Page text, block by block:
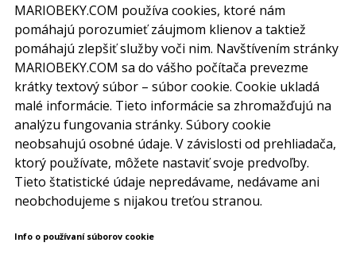
MARIOBEKY.COM používa cookies, ktoré nám
pomáhajú porozumieť záujmom klienov a taktiež
pomáhajú zlepšiť služby voči nim. Navštívením stránky
MARIOBEKY.COM sa do vášho počítača prevezme
krátky textový súbor – súbor cookie. Cookie ukladá
malé informácie. Tieto informácie sa zhromažďujú na
analýzu fungovania stránky. Súbory cookie
neobsahujú osobné údaje. V závislosti od prehliadača,
ktorý používate, môžete nastaviť svoje predvoľby.
Tieto štatistické údaje nepredávame, nedávame ani
neobchodujeme s nijakou treťou stranou.
Info o používaní súborov cookie